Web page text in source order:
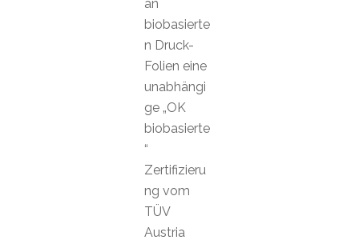
an
biobasierte
n Druck-
Folien eine
unabhängi
ge „OK
biobasierte
“
Zertifizieru
ng vom
TÜV
Austria